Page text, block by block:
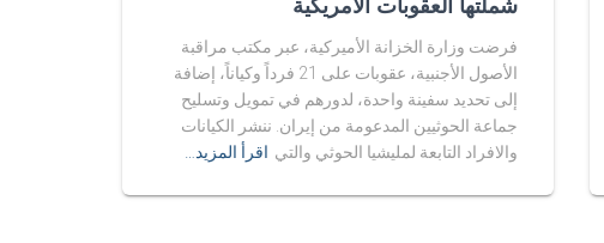
شملتها العقوبات الأمريكية
فرضت وزارة الخزانة الأميركية، عبر مكتب مراقبة
الأصول الأجنبية، عقوبات على 21 فرداً وكياناً، إضافة
إلى تحديد سفينة واحدة، لدورهم في تمويل وتسليح
جماعة الحوثيين المدعومة من إيران. ننشر الكيانات
والافراد التابعة لمليشيا الحوثي والتي اقرأ المزيد…